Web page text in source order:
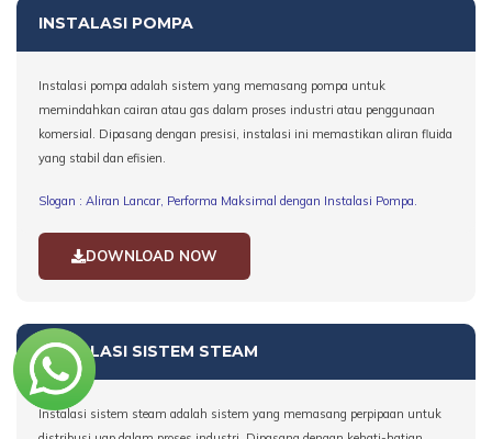
INSTALASI POMPA
Instalasi pompa adalah sistem yang memasang pompa untuk
memindahkan cairan atau gas dalam proses industri atau penggunaan
komersial. Dipasang dengan presisi, instalasi ini memastikan aliran fluida
yang stabil dan efisien.
Slogan : Aliran Lancar, Performa Maksimal dengan Instalasi Pompa.
DOWNLOAD NOW
INSTALASI SISTEM STEAM
Instalasi sistem steam adalah sistem yang memasang perpipaan untuk